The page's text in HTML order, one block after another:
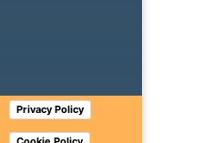
Privacy Policy